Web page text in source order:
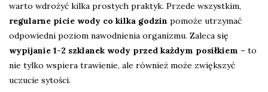
warto wdrożyć kilka prostych praktyk. Przede wszystkim,
regularne picie wody co kilka godzin pomoże utrzymać
odpowiedni poziom nawodnienia organizmu. Zaleca się
wypijanie 1-2 szklanek wody przed każdym posiłkiem – to
nie tylko wspiera trawienie, ale również może zwiększyć
uczucie sytości.